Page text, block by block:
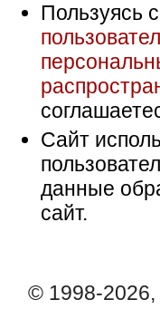
Пользуясь
Сайт
данные
сайт.
© 1998-2026,